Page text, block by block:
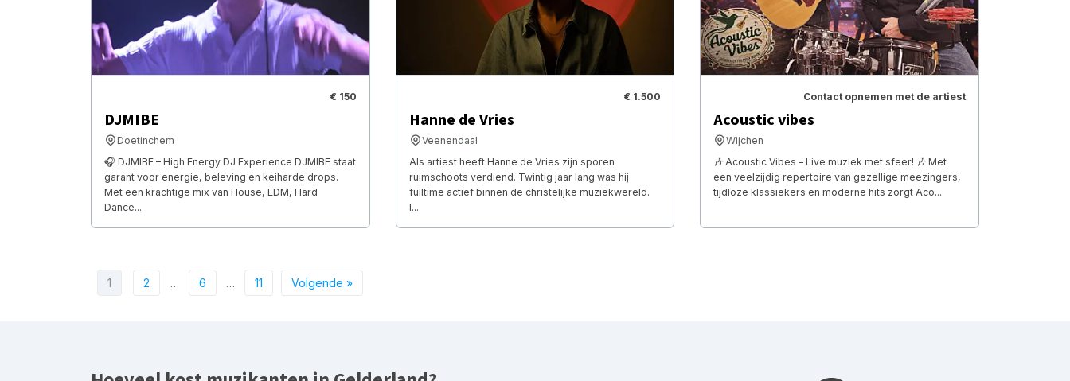
€ 150
DJMIBE
Doetinchem
🎧 DJMIBE – High Energy DJ Experience DJMIBE staat
garant voor energie, beleving en keiharde drops.
Met een krachtige mix van House, EDM, Hard
Dance...
€ 1.500
Hanne de Vries
Veenendaal
Als artiest heeft Hanne de Vries zijn sporen
ruimschoots verdiend. Twintig jaar lang was hij
fulltime actief binnen de christelijke muziekwereld.
I...
Contact opnemen met de artiest
Acoustic vibes
Wijchen
🎶 Acoustic Vibes – Live muziek met sfeer! 🎶 Met
een veelzijdig repertoire van gezellige meezingers,
tijdloze klassiekers en moderne hits zorgt Aco...
1 2 … 6 … 11 Volgende »